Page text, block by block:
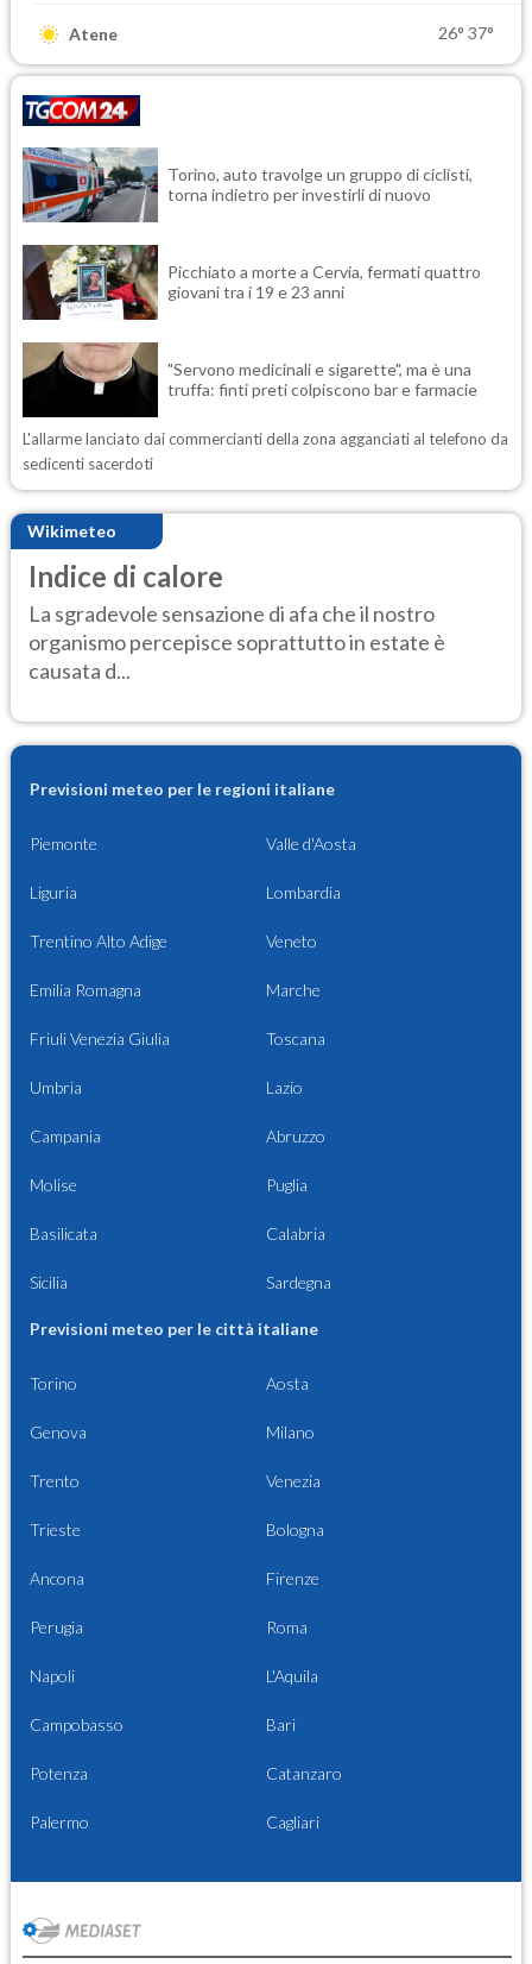
Atene 26° 37°
Wikimeteo
Indice di calore
La sgradevole sensazione di afa che il nostro
organismo percepisce soprattutto in estate è
causata d...
Torino, auto travolge un gruppo di ciclisti,
torna indietro per investirli di nuovo
Picchiato a morte a Cervia, fermati quattro
giovani tra i 19 e 23 anni
"Servono medicinali e sigarette", ma è una
truffa: finti preti colpiscono bar e farmacie
L'allarme lanciato dai commercianti della zona agganciati al telefono da
sedicenti sacerdoti
Previsioni meteo per le regioni italiane
Piemonte Valle d'Aosta
Liguria Lombardia
Trentino Alto Adige Veneto
Emilia Romagna Marche
Friuli Venezia Giulia Toscana
Umbria Lazio
Campania Abruzzo
Molise Puglia
Basilicata Calabria
Sicilia Sardegna
Previsioni meteo per le città italiane
Torino Aosta
Genova Milano
Trento Venezia
Trieste Bologna
Ancona Firenze
Perugia Roma
Napoli L'Aquila
Campobasso Bari
Potenza Catanzaro
Palermo Cagliari